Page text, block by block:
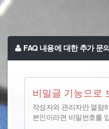
FAQ 내용에 대한 추가 문
비밀글 기능으로
작성자와 관리자만 열람
본인이라면 비밀번호를